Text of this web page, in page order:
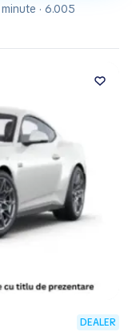
· 6.005
DEALER